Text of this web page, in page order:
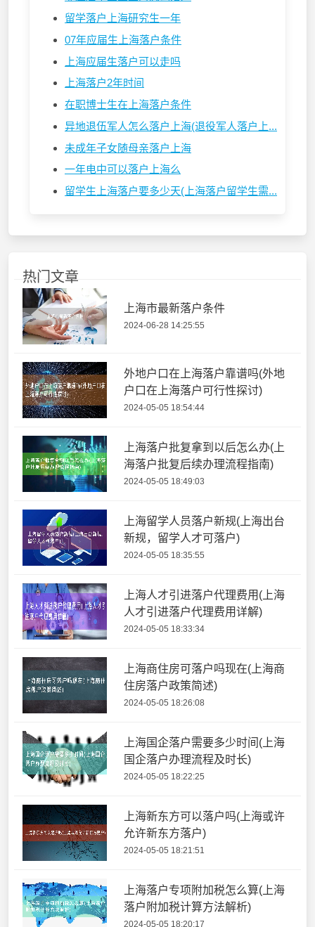
留学落户上海研究生一年
07年应届生上海落户条件
上海应届生落户可以走吗
上海落户2年时间
在职博士生在上海落户条件
异地退伍军人怎么落户上海(退役军人落户上...
未成年子女随母亲落户上海
一年电中可以落户上海么
留学生上海落户要多少天(上海落户留学生需...
热门文章
上海市最新落户条件
2024-06-28 14:25:55
外地户口在上海落户靠谱吗(外地
户口在上海落户可行性探讨)
2024-05-05 18:54:44
上海落户批复拿到以后怎么办(上
海落户批复后续办理流程指南)
2024-05-05 18:49:03
上海留学人员落户新规(上海出台
新规，留学人才可落户)
2024-05-05 18:35:55
上海人才引进落户代理费用(上海
人才引进落户代理费用详解)
2024-05-05 18:33:34
上海商住房可落户吗现在(上海商
住房落户政策简述)
2024-05-05 18:26:08
上海国企落户需要多少时间(上海
国企落户办理流程及时长)
2024-05-05 18:22:25
上海新东方可以落户吗(上海或许
允许新东方落户)
2024-05-05 18:21:51
上海落户专项附加税怎么算(上海
落户附加税计算方法解析)
2024-05-05 18:20:17